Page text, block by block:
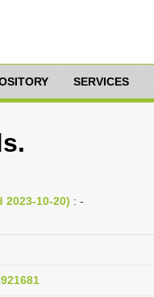
SERVICES
10-20) : -